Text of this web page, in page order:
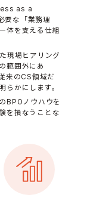
as a
要な「業務理
体を支える仕組
現場ヒアリング
範囲外にあ
来のCS領域だ
らかにします。
BPOノウハウを
を損なうことな